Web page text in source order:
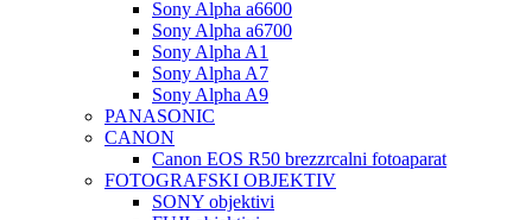
Sony Alpha a6600
Sony Alpha a6700
Sony Alpha A1
Sony Alpha A7
Sony Alpha A9
PANASONIC
CANON
Canon EOS R50 brezzrcalni fotoaparat
FOTOGRAFSKI OBJEKTIV
SONY objektivi